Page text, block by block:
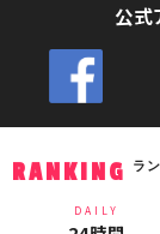
公式
RANKING ラ
DAILY